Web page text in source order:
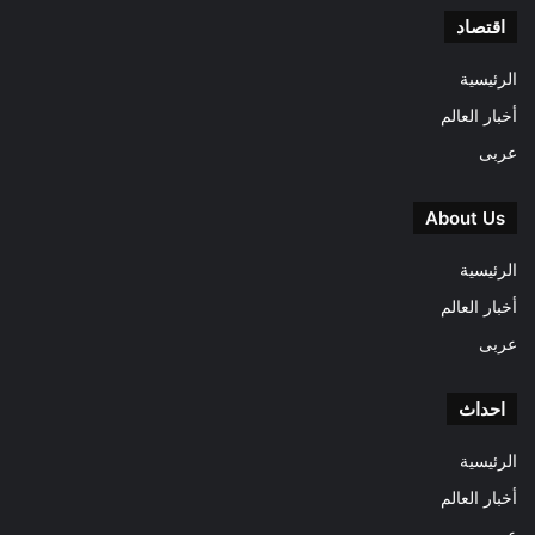
اقتصاد
الرئيسية
أخبار العالم
عربى
About Us
الرئيسية
أخبار العالم
عربى
احداث
الرئيسية
أخبار العالم